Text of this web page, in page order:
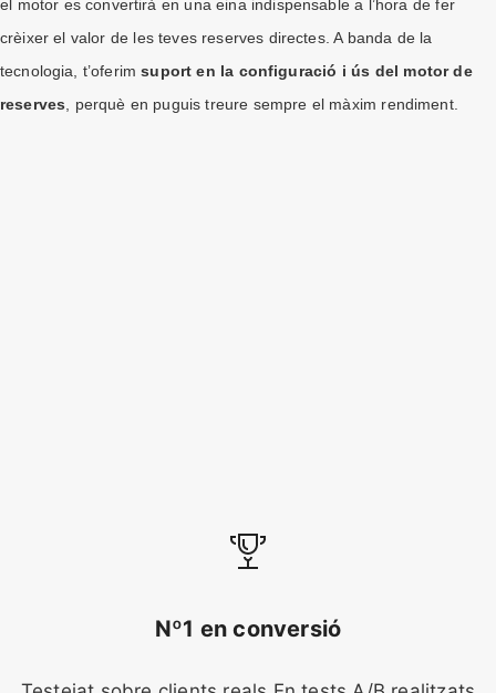
el motor es convertirà en una eina indispensable a l’hora de fer
crèixer el valor de les teves reserves directes. A banda de la
tecnologia, t’oferimsuport en la configuració i ús del motor de
reserves , perquè en puguis treure sempre el màxim rendiment.
Nº1 en conversió